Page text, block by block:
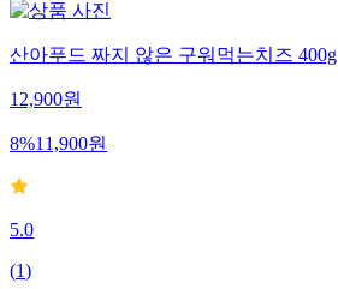
산아푸드 짜지 않은 구워먹는치즈 400g
12,900원
8%11,900원
5.0
(1)